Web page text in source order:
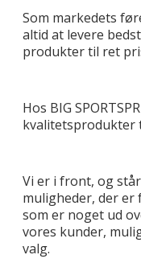
Som markedets
altid at levere
produkter til ret
Hos BIG
kvalitetsprodukter
Vi er i front, og
muligheder, der
som er noget ud
vores kunder,
valg.